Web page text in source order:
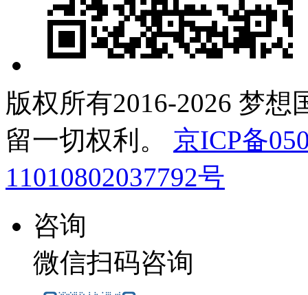
版权所有2016-2026 梦想
留一切权利。
京ICP备
11010802037792号
咨询
微信扫码咨询